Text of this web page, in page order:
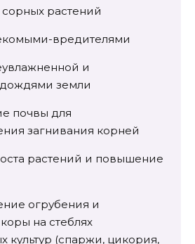
растений
вредителями
и
земли
почвы для
загнивания корней
растений и повышение
огрубения и
на стеблях
культур (спаржи, цикория,